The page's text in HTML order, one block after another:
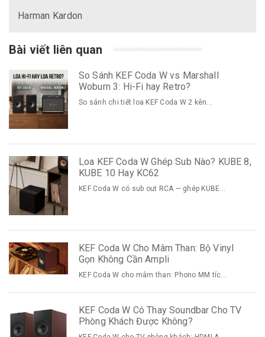
Harman Kardon
Bài viết liên quan
So Sánh KEF Coda W vs Marshall
Woburn 3: Hi-Fi hay Retro?
So sánh chi tiết loa KEF Coda W 2 kên...
Loa KEF Coda W Ghép Sub Nào? KUBE 8,
KUBE 10 Hay KC62
KEF Coda W có sub out RCA — ghép KUBE...
KEF Coda W Cho Mâm Than: Bộ Vinyl
Gọn Không Cần Ampli
KEF Coda W cho mâm than: Phono MM tíc...
KEF Coda W Có Thay Soundbar Cho TV
Phòng Khách Được Không?